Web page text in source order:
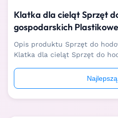
Klatka dla cieląt Sprzęt
gospodarskich
Anty UV
Opis produktu Sprzęt do
Klatka dla cieląt Sprzęt do
cieląt w wieku 0-3 miesięcy,
wzajemnego ssania, tworzy i